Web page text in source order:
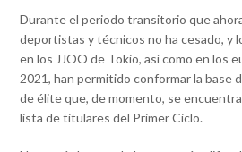
Durante el periodo transitorio que
deportistas y técnicos no ha cesado, y
en los JJOO de Tokio, así como en los
2021, han permitido conformar la base
de élite que, de momento, se
lista de titulares del Primer Ciclo.